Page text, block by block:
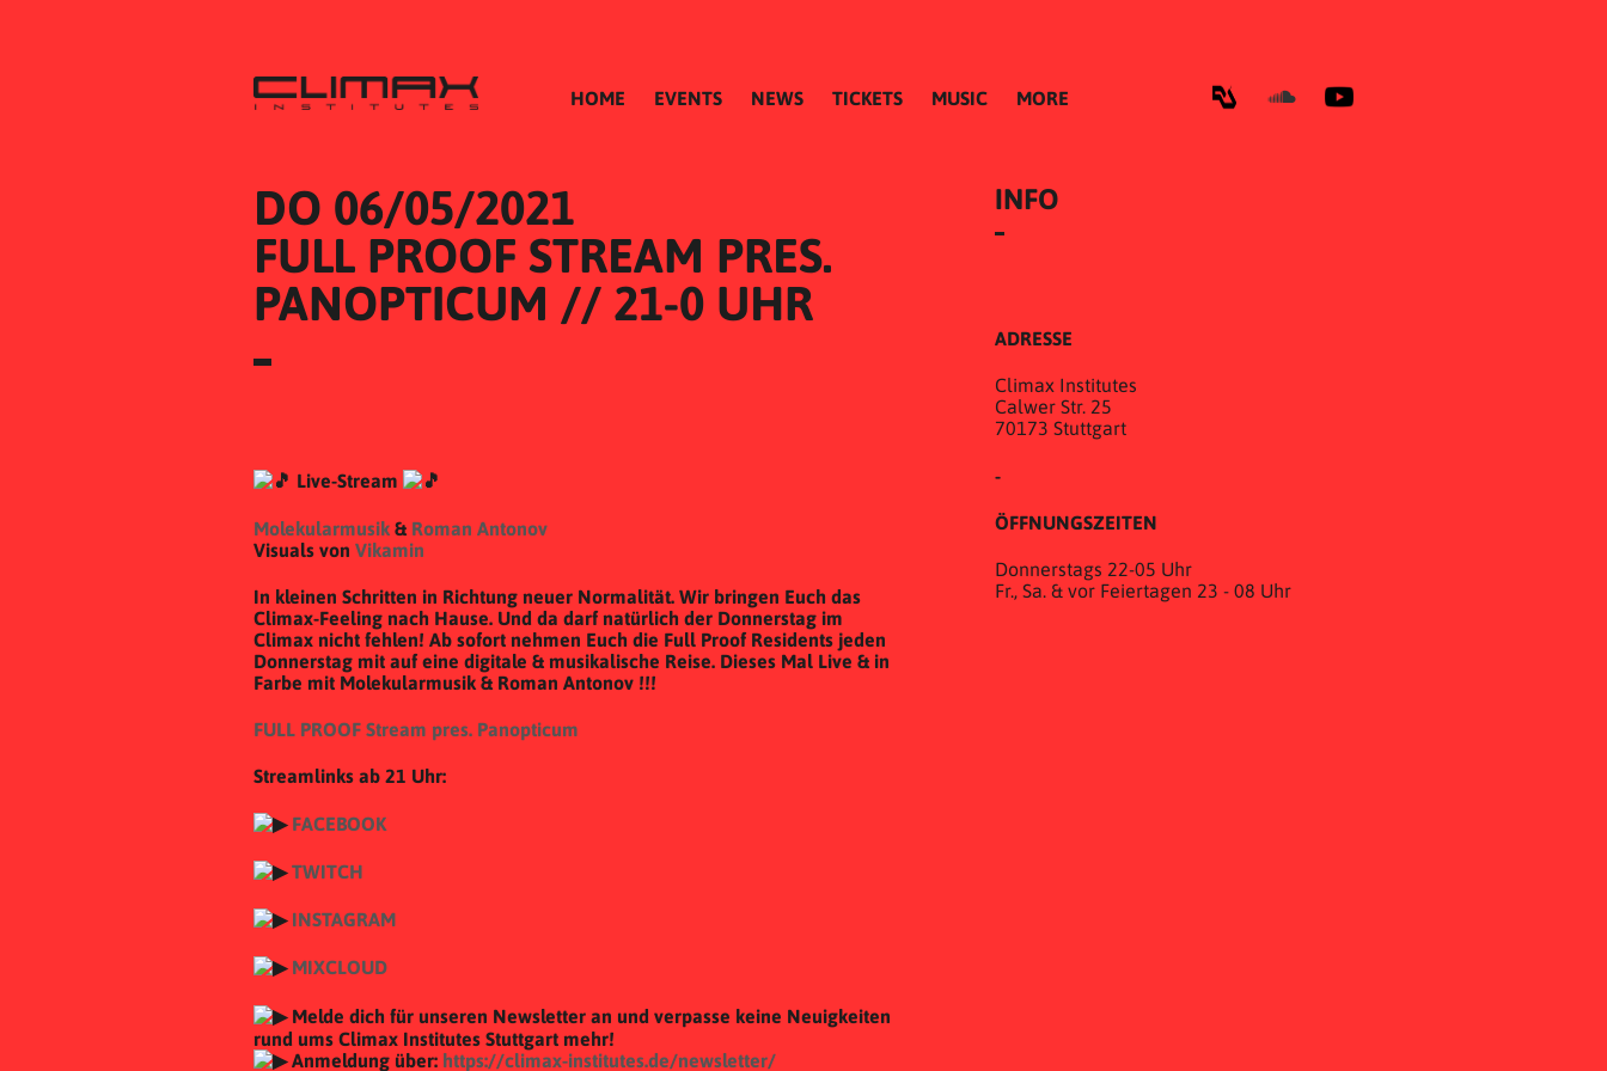
HOME EVENTS NEWS TICKETS MUSIC MORE
DO 06/05/2021
FULL PROOF STREAM PRES.
PANOPTICUM // 21-0 UHR
Live-Stream
Molekularmusik & Roman Antonov
Visuals von Vikamin
In kleinen Schritten in Richtung neuer Normalität. Wir bringen Euch das
Climax-Feeling nach Hause. Und da darf natürlich der Donnerstag im
Climax nicht fehlen! Ab sofort nehmen Euch die Full Proof Residents jeden
Donnerstag mit auf eine digitale & musikalische Reise. Dieses Mal Live & in
Farbe mit Molekularmusik & Roman Antonov !!!
FULL PROOF Stream pres. Panopticum
Streamlinks ab 21 Uhr:
FACEBOOK
TWITCH
INSTAGRAM
MIXCLOUD
Melde dich für unseren Newsletter an und verpasse keine Neuigkeiten
rund ums Climax Institutes Stuttgart mehr!
Anmeldung über: https://climax-institutes.de/newsletter/
INFO
ADRESSE
Climax Institutes
Calwer Str. 25
70173 Stuttgart
-
ÖFFNUNGSZEITEN
Donnerstags 22-05 Uhr
Fr., Sa. & vor Feiertagen 23 - 08 Uhr